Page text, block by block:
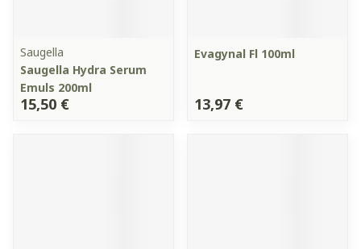
Saugella
Saugella Hydra Serum
Emuls 200ml
15,50 €
Evagynal Fl 100ml
13,97 €